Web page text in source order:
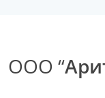
ООО “